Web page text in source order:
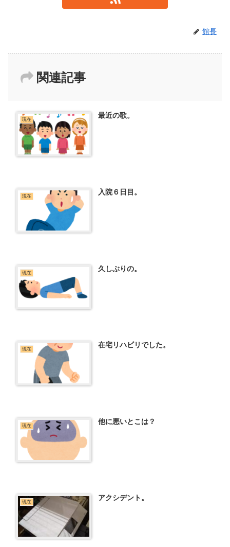
館長
関連記事
現在 最近の歌。
現在 入院６日目。
現在 久しぶりの。
現在 在宅リハビリでした。
現在 他に悪いとこは？
現在 アクシデント。